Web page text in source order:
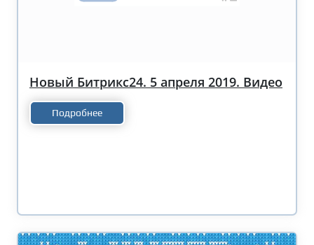
Новый Битрикс24. 5 апреля 2019. Видео
Подробнее